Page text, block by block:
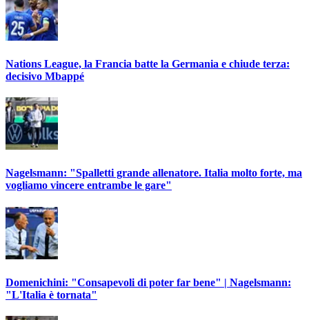
Nations League, la Francia batte la Germania e chiude terza:
decisivo Mbappé
Nagelsmann: "Spalletti grande allenatore. Italia molto forte, ma
vogliamo vincere entrambe le gare"
Domenichini: "Consapevoli di poter far bene" | Nagelsmann:
"L'Italia è tornata"